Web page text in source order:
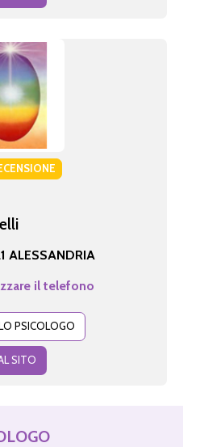
ALESSANDRIA
il telefono
PSICOLOGO
SITO